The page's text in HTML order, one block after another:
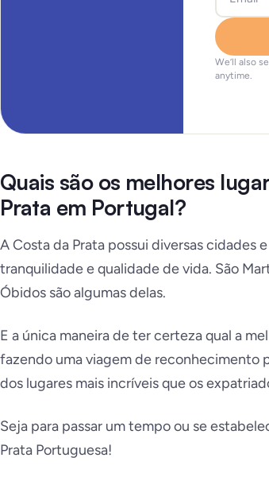
We’ll also
anytime.
Quais são os melhores
Prata em Portugal?
A Costa da Prata possui diversas cidades
tranquilidade e qualidade de vida. São
Óbidos são algumas delas.
E a única maneira de ter certeza qual a
fazendo uma viagem de reconhecimento
dos lugares mais incríveis que os
Seja para passar um tempo ou se
Prata Portuguesa!